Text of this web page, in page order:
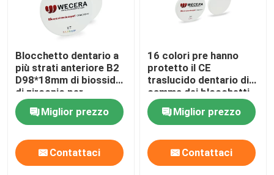
Blocchetto dentario a
più strati anteriore B2
D98*18mm di biossido
di zirconio per
ripristino estetico
Miglior prezzo
Contattaci
16 colori pre hanno
protetto il CE
traslucido dentario di
camma dei blocchetti
cad di biossido di
zirconio approvato
dalla FDA
Miglior prezzo
Contattaci